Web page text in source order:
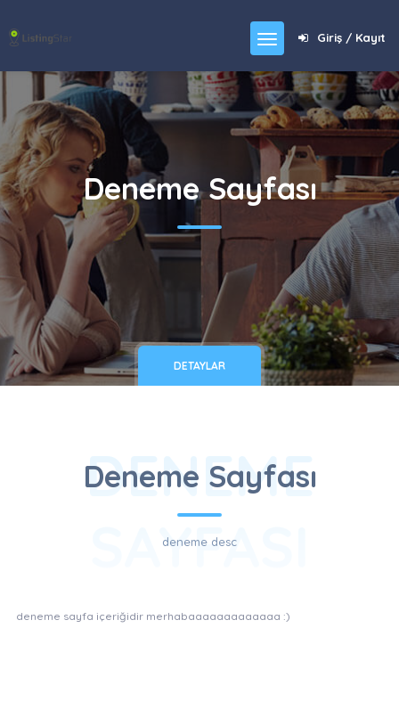
Giriş / Kayıt
Deneme Sayfası
DETAYLAR
Deneme Sayfası
DENEME
SAYFASI
deneme desc
deneme sayfa içeriğidir merhabaaaaaaaaaaaaa :)